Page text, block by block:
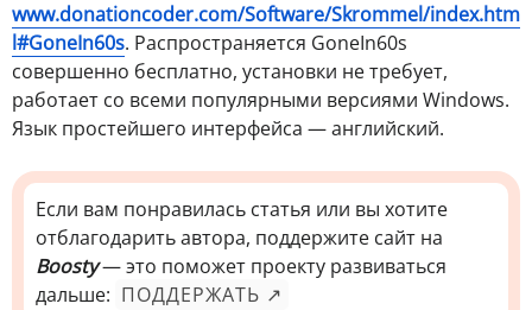
www.donationcoder.com/Software/Skrommel/index.htm
l#GoneIn60s. Распространяется GoneIn60s
совершенно бесплатно, установки не требует,
работает со всеми популярными версиями Windows.
Язык простейшего интерфейса — английский.
Если вам понравилась статья или вы хотите
отблагодарить автора, поддержите сайт на
Boosty— это поможет проекту развиваться
дальше: ПОДДЕРЖАТЬ ↗